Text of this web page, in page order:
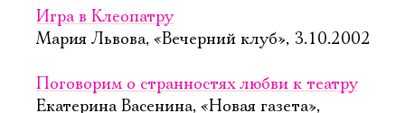
Игра в Клеопатру
Мария Львова, «Вечерний клуб», 3.10.2002
Поговорим о странностях любви к театру
Екатерина Васенина, «Новая газета»,